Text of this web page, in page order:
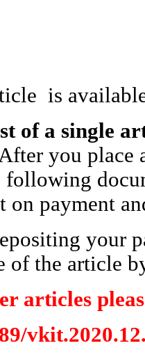
is
of a single
you place
following
on payment
your
of the article
articles